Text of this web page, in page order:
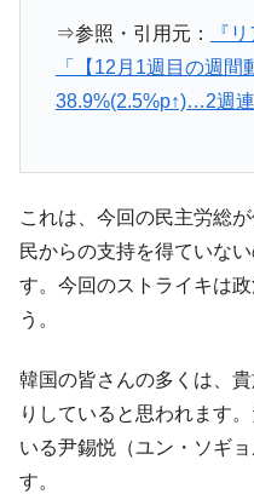
⇒参照・引用元：
『
「【12月1週目の週
38.9%(2.5%p↑)…2週連
これは、今回の民主労総
民からの支持を得ていな
す。今回のストライキは
う。
韓国の皆さんの多くは、
りしていると思われます
いる尹錫悦（ユン・ソギ
す。